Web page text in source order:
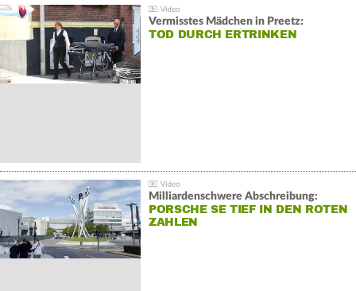
Vermisstes Mädchen in Preetz:
TOD DURCH ERTRINKEN
Milliardenschwere Abschreibung:
PORSCHE SE TIEF IN DEN ROTEN
ZAHLEN